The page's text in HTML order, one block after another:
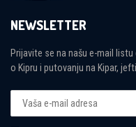
NEWSLETTER
Prijavite se na našu e-mail
o Kipru i putovanju na Kipar,